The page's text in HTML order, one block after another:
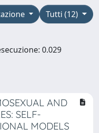
Tutti (12)
0.029
AND
SELF-
MODELS